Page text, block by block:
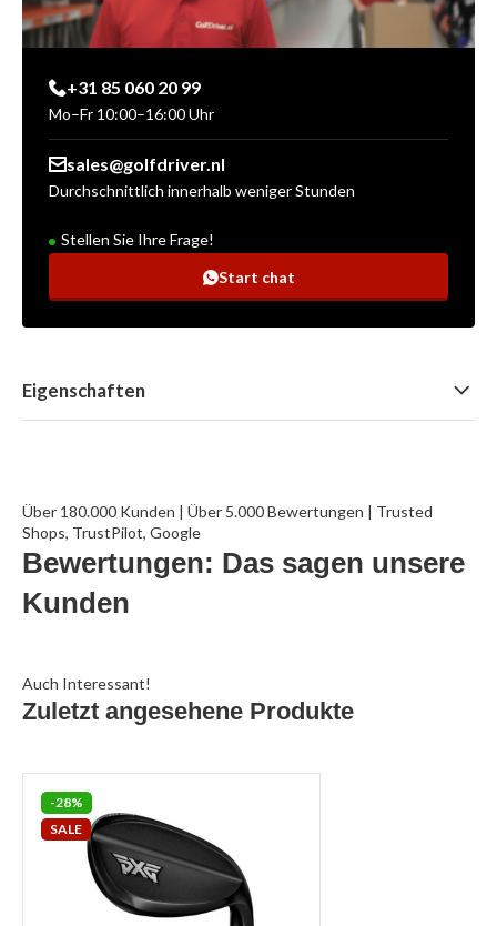
+31 85 060 20 99
Mo–Fr 10:00–16:00 Uhr
sales@golfdriver.nl
Durchschnittlich innerhalb weniger Stunden
Stellen Sie Ihre Frage!
Start chat
Eigenschaften
Über 180.000 Kunden | Über 5.000 Bewertungen | Trusted
Shops, TrustPilot, Google
Bewertungen: Das sagen unsere
Kunden
Auch Interessant!
Zuletzt angesehene Produkte
-28%
SALE